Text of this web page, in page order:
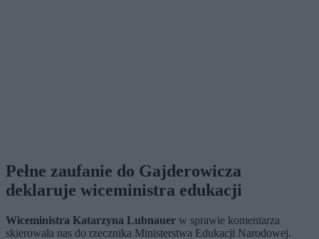
Pełne zaufanie do Gajderowicza
deklaruje wiceministra edukacji
Wiceministra Katarzyna Lubnauer w sprawie komentarza
skierowała nas do rzecznika Ministerstwa Edukacji Narodowej.